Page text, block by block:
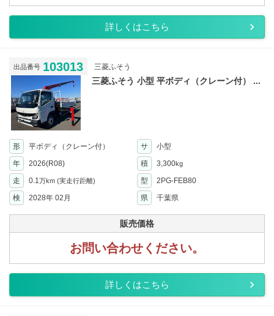
詳しくはこちら
出品番号 103013 三菱ふそう
三菱ふそう 小型 平ボディ（クレーン付） ...
形 平ボディ（クレーン付） サ
小型
年
2026(R08) 積 3,300kg
走 0.1万km (実走行距離) 型
2PG-FEB80
検
2028年 02月 県 千葉県
販売価格
お問い合わせください。
詳しくはこちら